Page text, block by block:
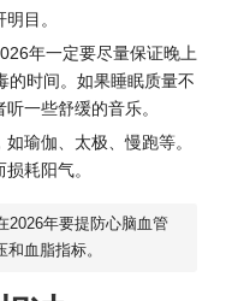
目。
年一定要尽量保证晚上
的时间。如果睡眠质量不
一些舒缓的音乐。
瑜伽、太极、慢跑等。
耗阳气。
2026年要提防心脑血管
血脂指标。